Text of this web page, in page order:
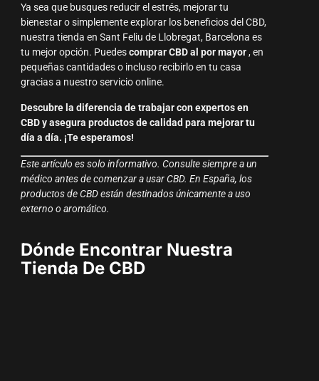
Ya sea que busques reducir el estrés, mejorar tu
bienestar o simplemente explorar los beneficios del CBD,
nuestra tienda en Sant Feliu de Llobregat, Barcelona es
tu mejor opción. Puedescomprar CBD al por mayor, en
pequeñas cantidades o incluso recibirlo en tu casa
gracias a nuestro servicio online.
Descubre la diferencia de trabajar con expertos en
CBD y asegura productos de calidad para mejorar tu
día a día. ¡Te esperamos!
Este artículo es solo informativo. Consulte siempre a un
médico antes de comenzar a usar CBD. En España, los
productos de CBD están destinados únicamente a uso
externo o aromático.
Dónde Encontrar Nuestra
Tienda De CBD